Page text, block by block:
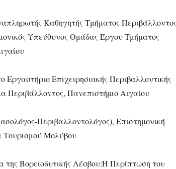
Καθηγητής Τμήματος
Υπεύθυνος Ομάδας Έργου Τμήματος
Επιχειρησιακής Περιβαλλοντικής
Περιβάλλοντος, Πανεπιστήμιο Αιγαίου
Περιβαλλοντολόγος), Επιστημονική
Μολύβου
Βορειοδυτικής Λέσβου:H Περίπτωση του